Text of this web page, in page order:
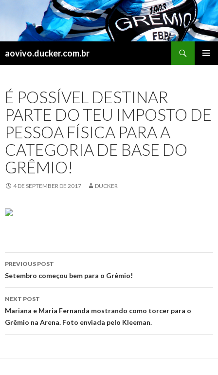
aovivo.ducker.com.br
‪É POSSÍVEL DESTINAR
PARTE DO TEU IMPOSTO DE
PESSOA FÍSICA PARA A
CATEGORIA DE BASE DO
GRÊMIO! ‬
4 DE SEPTEMBER DE 2017 DUCKER
Post
navigation
PREVIOUS POST
Setembro começou bem para o Grêmio!
NEXT POST
Mariana e Maria Fernanda mostrando como torcer para o
Grêmio na Arena. Foto enviada pelo Kleeman.